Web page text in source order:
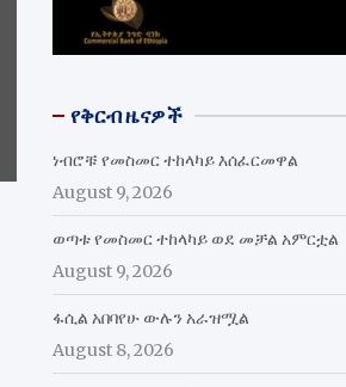
የቅርብ ዜናዎች
ነብሮቹ የመስመር ተከላካይ እሰፈርመዋል
August 9, 2026
ወጣቱ የመስመር ተከላካይ ወደ መቻል አምርቷል
August 9, 2026
ፋሲል አበባየሁ ውሉን አራዝሟል
August 8, 2026